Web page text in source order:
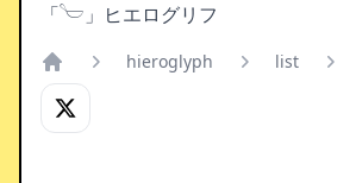
「𓎪」ヒエログリフ
Home
hieroglyph list